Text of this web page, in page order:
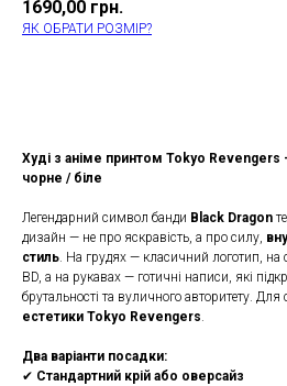
1690,00 грн.
ЯК ОБРАТИ РОЗМІР?
Худі з аніме принтом Tokyo
чорне / біле
Легендарний символ банди Black Dragon
дизайн — не про яскравість, а про силу,
стиль. На грудях — класичний логотип, на
BD, а на рукавах — готичні написи, які
брутальності та вуличного авторитету.
естетики Tokyo Revengers.
Два варіанти посадки:
✔ Стандартний крій або оверсайз